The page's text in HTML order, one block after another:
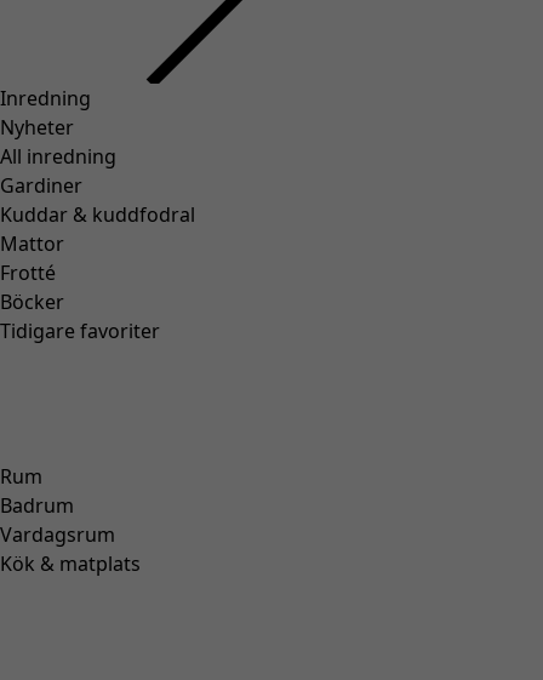
Inredning
Nyheter
All inredning
Gardiner
Kuddar & kuddfodral
Mattor
Frotté
Böcker
Tidigare favoriter
Rum
Badrum
Vardagsrum
Kök & matplats